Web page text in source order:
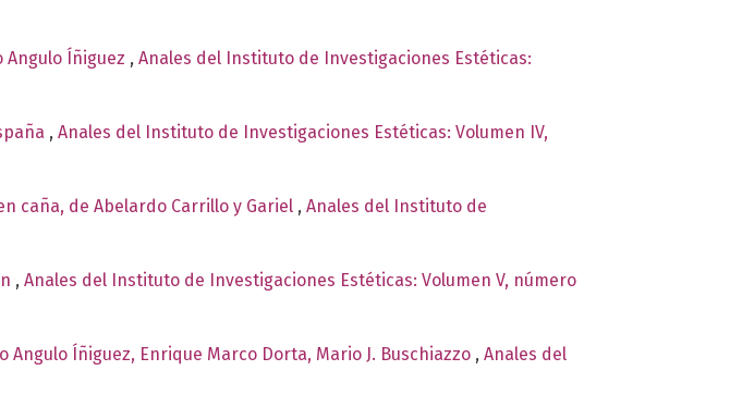
Íñiguez , Anales del Instituto de Investigaciones Estéticas:
, Anales del Instituto de Investigaciones Estéticas: Volumen IV,
caña, de Abelardo Carrillo y Gariel , Anales del Instituto de
, Anales del Instituto de Investigaciones Estéticas: Volumen V, número
Íñiguez, Enrique Marco Dorta, Mario J. Buschiazzo , Anales del